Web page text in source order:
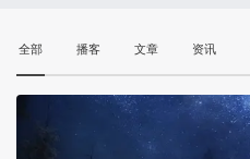
全部 播客 文章 资讯